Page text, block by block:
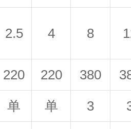
2.5 4 8
220 220 380
单 单 3